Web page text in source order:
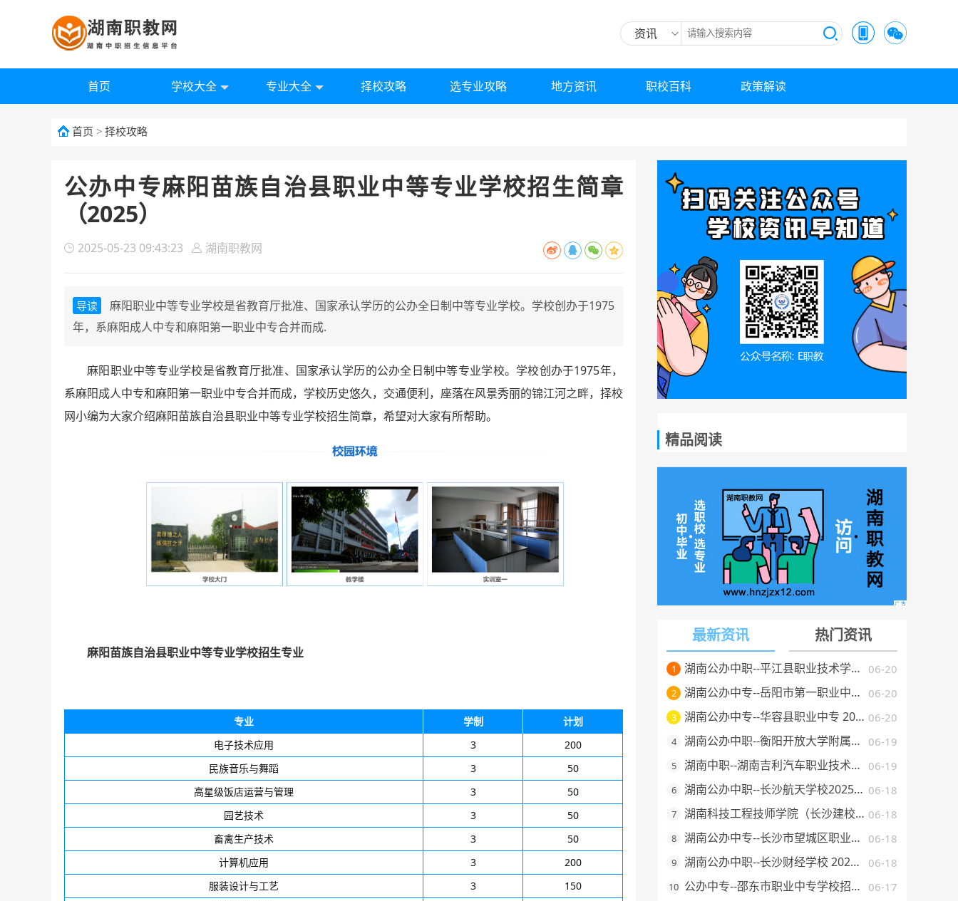
资讯
首页 学校大全 专业大全 择校攻略 选专业攻略 地方资讯 职校百科 政策解读
首页 > 择校攻略
公办中专麻阳苗族自治县职业中等专业学校招生简章
（2025）
2025-05-23 09:43:23 湖南职教网
导读
麻阳职业中等专业学校是省教育厅批准、国家承认学历的公办全日制中等专业学校。学校创办于1975
年，系麻阳成人中专和麻阳第一职业中专合并而成.
麻阳职业中等专业学校是省教育厅批准、国家承认学历的公办全日制中等专业学校。学校创办于1975年，
系麻阳成人中专和麻阳第一职业中专合并而成，学校历史悠久，交通便利，座落在风景秀丽的锦江河之畔，择校
网小编为大家介绍麻阳苗族自治县职业中等专业学校招生简章，希望对大家有所帮助。
麻阳苗族自治县职业中等专业学校招生专业
专业 学制
计划
电子技术应用
3
200
民族音乐与舞蹈
3
50
高星级饭店运营与管理
3
50
园艺技术
3
50
畜禽生产技术
3
50
计算机应用
3
200
服装设计与工艺
3
150
精品阅读
最新资讯 热门资讯
1 06-20
湖南公办中职--平江县职业技术学校 2025 年招生简章
2 06-20
湖南公办中专--岳阳市第一职业中等专业学校 2025 年招生简章
3 06-20
湖南公办中专--华容县职业中专 2025 年招生简章
4 06-19
湖南公办中职--衡阳开放大学附属中等职业学校 2025 年招生简章
5 06-19
湖南中职--湖南吉利汽车职业技术学院2025年普通高校招生章程
6 06-18
湖南公办中职--长沙航天学校2025年招生简章
7 06-18
湖南科技工程技师学院（长沙建校）2025年招生简章
8 06-18
湖南公办中专--长沙市望城区职业中等专业学校 2025 年招生简章
9 06-18
湖南公办中职--长沙财经学校 2025 年招生简章
10 06-17
公办中专--邵东市职业中专学校招生简章（2025 年）